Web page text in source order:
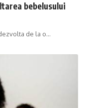
bebelusului
de la o…